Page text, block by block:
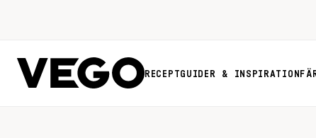
RECEPTGUIDER & INSPIRATION